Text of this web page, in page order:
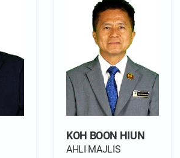
KOH BOON HIUN
AHLI MAJLIS